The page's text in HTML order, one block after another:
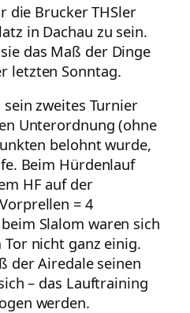
die Brucker THSler
in Dachau zu sein.
das Maß der Dinge
letzten Sonntag.
zweites Turnier
Unterordnung (ohne
belohnt wurde,
Beim Hürdenlauf
HF auf der
= 4
Slalom waren sich
nicht ganz einig.
der Airedale seinen
– das Lauftraining
werden.